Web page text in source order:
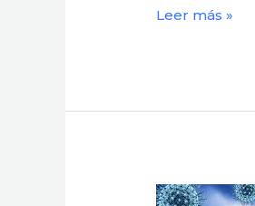
Leer más »
¿Cuántas